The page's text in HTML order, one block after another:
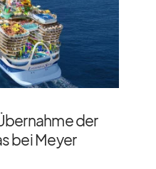
der
bei Meyer